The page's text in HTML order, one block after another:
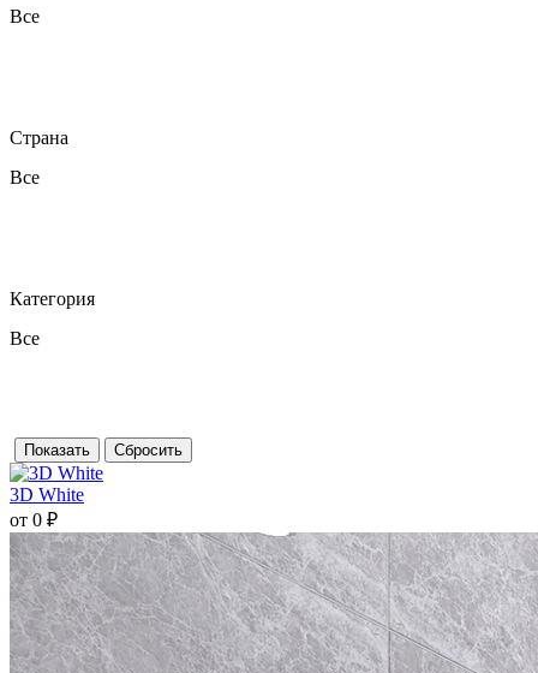
Все
Страна
Все
Категория
Все
3D White
от 0 ₽